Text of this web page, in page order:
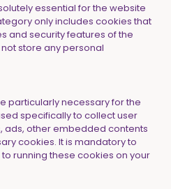
essential for the website
only includes cookies that
and security features of the
store any personal
particularly necessary for the
specifically to collect user
ads, other embedded contents
cookies. It is mandatory to
running these cookies on your